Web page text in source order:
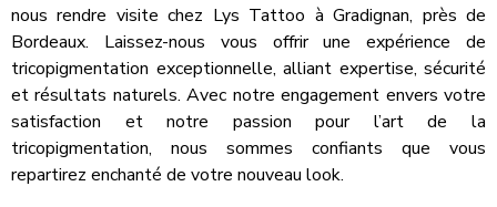
nous rendre visite chez Lys Tattoo à Gradignan, près de
Bordeaux. Laissez-nous vous offrir une expérience de
tricopigmentation exceptionnelle, alliant expertise, sécurité
et résultats naturels. Avec notre engagement envers votre
satisfaction et notre passion pour l’art de la
tricopigmentation, nous sommes confiants que vous
repartirez enchanté de votre nouveau look.